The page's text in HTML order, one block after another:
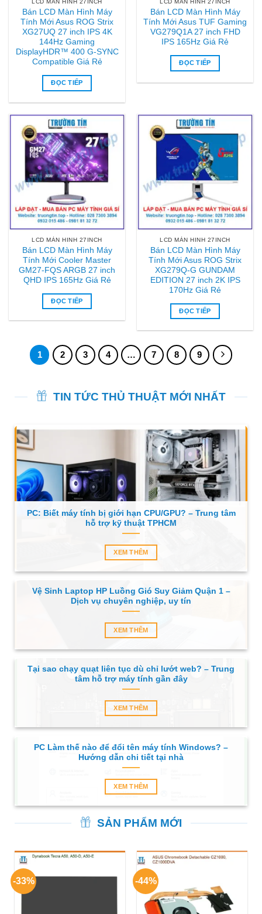
LCD MÀN HINH 27INCH
Bán LCD Màn Hình Máy
Tính Mới Asus ROG Strix
XG27UQ 27 inch IPS 4K
144Hz Gaming
DisplayHDR™ 400 G-SYNC
Compatible Giá Rẻ
ĐỌC TIẾP
LCD MÀN HINH 27INCH
Bán LCD Màn Hình Máy
Tính Mới Asus TUF Gaming
VG279Q1A 27 inch FHD
IPS 165Hz Giá Rẻ
ĐỌC TIẾP
LCD MÀN HINH 27INCH
Bán LCD Màn Hình Máy
Tính Mới Cooler Master
GM27-FQS ARGB 27 inch
QHD IPS 165Hz Giá Rẻ
ĐỌC TIẾP
LCD MÀN HINH 27INCH
Bán LCD Màn Hình Máy
Tính Mới Asus ROG Strix
XG279Q-G GUNDAM
EDITION 27 inch 2K IPS
170Hz Giá Rẻ
ĐỌC TIẾP
1 2 3 4 … 7 8 9
TIN TỨC THỦ THUẬT MỚI NHẤT
PC: Biết máy tính bị giới hạn CPU/GPU? – Trung tâm
hỗ trợ kỹ thuật TPHCM
XEM THÊM
Vệ Sinh Laptop HP Luồng Gió Suy Giảm Quận 1 –
Dịch vụ chuyên nghiệp, uy tín
XEM THÊM
Tại sao chạy quạt liên tục dù chỉ lướt web? – Trung
tâm hỗ trợ máy tính gần đây
XEM THÊM
PC Làm thế nào để đổi tên máy tính Windows? –
Hướng dẫn chi tiết tại nhà
XEM THÊM
SẢN PHẨM MỚI
-33% -44%